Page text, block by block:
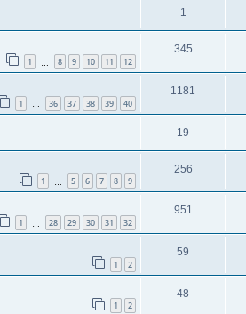
1
1 8 9 10 11 12
345
1 … 36 37 38 39 40
1181
19
1 5 6 7 8 9
256
1 28 29 30 31 32
951
1 2
59
1 2
48